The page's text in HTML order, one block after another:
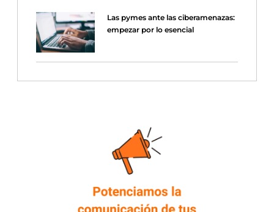
Las pymes ante las ciberamenazas:
empezar por lo esencial